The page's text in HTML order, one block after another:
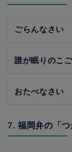
ごらんなさい
誰が眠りのこ
おたべなさい
7. 福岡弁の「